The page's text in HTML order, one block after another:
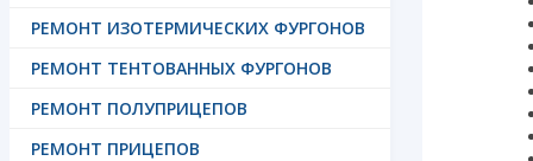
РЕМОНТ ИЗОТЕРМИЧЕСКИХ ФУРГОНОВ
РЕМОНТ ТЕНТОВАННЫХ ФУРГОНОВ
РЕМОНТ ПОЛУПРИЦЕПОВ
РЕМОНТ ПРИЦЕПОВ